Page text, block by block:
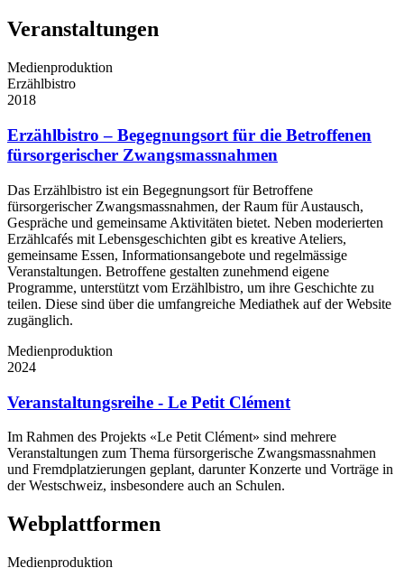
Veranstaltungen
Medienproduktion
Erzählbistro
2018
Erzählbistro – Begegnungsort für die Betroffenen
fürsorgerischer Zwangsmassnahmen
Das Erzählbistro ist ein Begegnungsort für Betroffene
fürsorgerischer Zwangsmassnahmen, der Raum für Austausch,
Gespräche und gemeinsame Aktivitäten bietet. Neben moderierten
Erzählcafés mit Lebensgeschichten gibt es kreative Ateliers,
gemeinsame Essen, Informationsangebote und regelmässige
Veranstaltungen. Betroffene gestalten zunehmend eigene
Programme, unterstützt vom Erzählbistro, um ihre Geschichte zu
teilen. Diese sind über die umfangreiche Mediathek auf der Website
zugänglich.
Medienproduktion
2024
Veranstaltungsreihe - Le Petit Clément
Im Rahmen des Projekts «Le Petit Clément» sind mehrere
Veranstaltungen zum Thema fürsorgerische Zwangsmassnahmen
und Fremdplatzierungen geplant, darunter Konzerte und Vorträge in
der Westschweiz, insbesondere auch an Schulen.
Webplattformen
Medienproduktion